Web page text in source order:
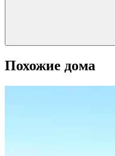
Похожие дома